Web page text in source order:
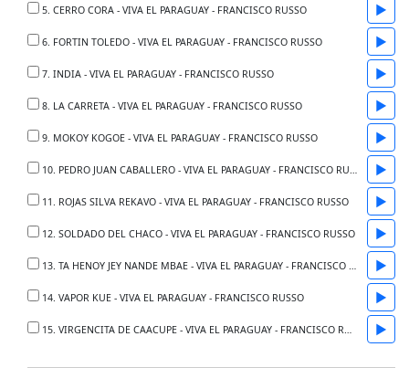
5. CERRO CORA - VIVA EL PARAGUAY - FRANCISCO RUSSO ▶
6. FORTIN TOLEDO - VIVA EL PARAGUAY - FRANCISCO RUSSO ▶
7. INDIA - VIVA EL PARAGUAY - FRANCISCO RUSSO ▶
8. LA CARRETA - VIVA EL PARAGUAY - FRANCISCO RUSSO ▶
9. MOKOY KOGOE - VIVA EL PARAGUAY - FRANCISCO RUSSO ▶
10. PEDRO JUAN CABALLERO - VIVA EL PARAGUAY - FRANCISCO RUSSO ▶
11. ROJAS SILVA REKAVO - VIVA EL PARAGUAY - FRANCISCO RUSSO ▶
12. SOLDADO DEL CHACO - VIVA EL PARAGUAY - FRANCISCO RUSSO ▶
13. TA HENOY JEY NANDE MBAE - VIVA EL PARAGUAY - FRANCISCO RUSSO ▶
14. VAPOR KUE - VIVA EL PARAGUAY - FRANCISCO RUSSO ▶
15. VIRGENCITA DE CAACUPE - VIVA EL PARAGUAY - FRANCISCO RUSSO ▶